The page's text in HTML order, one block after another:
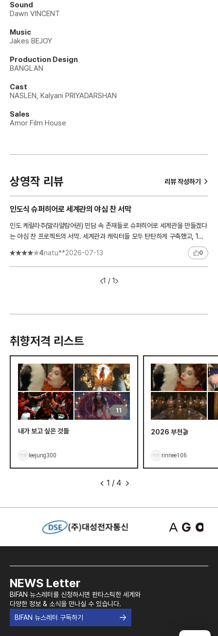
Sound
Dawn VINCENT
Music
Jakes BEJOY
Production Design
BANGLAN
Cast
NASLEN, Kalyani PRIYADARSHAN
Sales
Amor Film House
상영작 리뷰 리뷰 작성하기 >
인도식 슈퍼히어로 세계관의 야심 찬 서막
인도 케랄라주(말라얄람어권) 민담 속 존재들로 슈퍼히어로 세계관을 만들겠다
는 야심 찬 프로젝트의 서막. 세계관과 캐릭터들 모두 탄탄하게 구축했고, 1편
4natu**2026-07-13 0
1 / 1
취향저격 리스트
11
내가 보고 싶은 것들
leejung300
2026 부천🎬
rinnee106
< 1 / 4 >
NEWS Letter
BIFAN 뉴스레터를 신청하시면 판타스틱한 세계와
다양한 정보 & 소식을 만나실 수 있습니다.
BIFAN 뉴스레터 구독하기